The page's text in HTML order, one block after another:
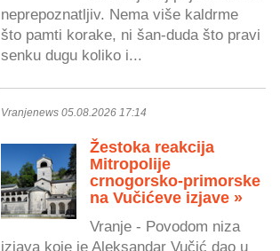
neprepoznatljiv. Nema više kaldrme
što pamti korake, ni šan-duda što pravi
senku dugu koliko i...
Vranjenews 05.08.2026 17:14
Žestoka reakcija
Mitropolije
crnogorsko-primorske
na Vučićeve izjave »
Vranje - Povodom niza
izjava koje je Aleksandar Vučić dao u